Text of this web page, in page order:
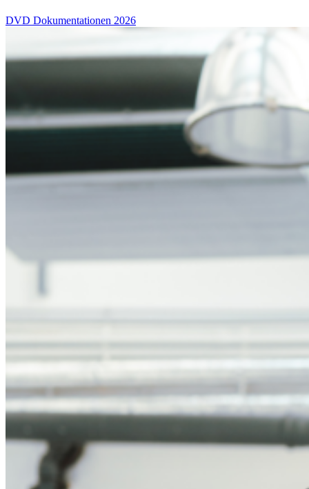
DVD Dokumentationen 2026